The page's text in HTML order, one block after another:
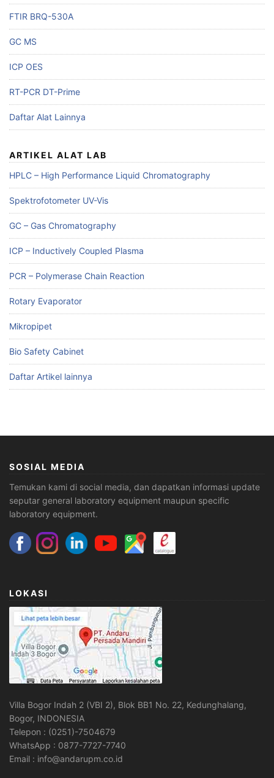
FTIR BRQ-530A
GC MS
ICP OES
RT-PCR DT-Prime
Daftar Alat Lainnya
ARTIKEL ALAT LAB
HPLC – High Performance Liquid Chromatography
Spektrofotometer UV-Vis
GC – Gas Chromatography
ICP – Inductively Coupled Plasma
PCR – Polymerase Chain Reaction
Rotary Evaporator
Mikropipet
Bio Safety Cabinet
Daftar Artikel lainnya
SOSIAL MEDIA
Temukan kami di social media, dan dapatkan informasi update
seputar general laboratory equipment maupun specific
laboratory equipment.
LOKASI
Villa Bogor Indah 2 (VBI 2), Blok BB1 No. 22, Kedunghalang,
Bogor, INDONESIA
Telepon : (0251)-7504679
WhatsApp : 0877-7727-7740
Email : info@andarupm.co.id